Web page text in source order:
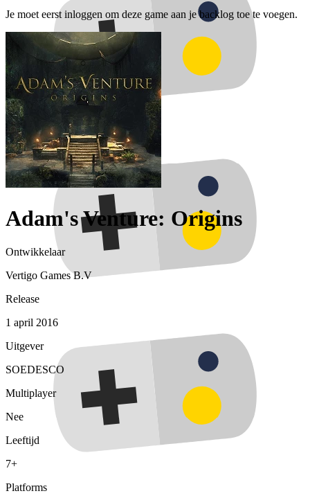
Je moet eerst inloggen om deze game aan je backlog toe te voegen.
Adam's Venture: Origins
Ontwikkelaar
Vertigo Games B.V
Release
1 april 2016
Uitgever
SOEDESCO
Multiplayer
Nee
Leeftijd
7+
Platforms